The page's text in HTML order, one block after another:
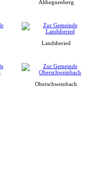
Althegnenberg
Landsberied
Oberschweinbach